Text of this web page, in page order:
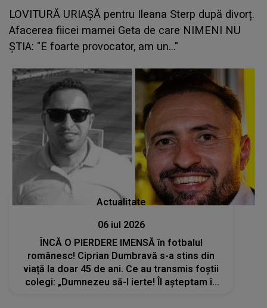
LOVITURĂ URIAȘĂ pentru Ileana Sterp după divorț.
Afacerea fiicei mamei Geta de care NIMENI NU
ȘTIA: "E foarte provocator, am un..."
Actualitate
06 iul 2026
ÎNCĂ O PIERDERE IMENSĂ în fotbalul
românesc! Ciprian Dumbravă s-a stins din
viață la doar 45 de ani. Ce au transmis foștii
colegi: „Dumnezeu să-l ierte! Îl așteptam în